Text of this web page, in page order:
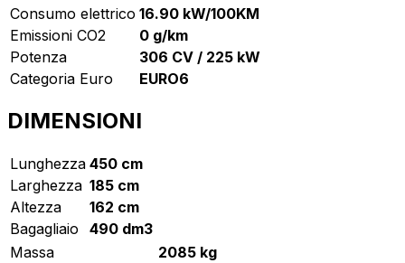
Consumo elettrico 16.90 kW/100KM
Emissioni CO2
0 g/km
Potenza
306 CV / 225 kW
Categoria Euro
EURO6
DIMENSIONI
Lunghezza 450 cm
Larghezza 185 cm
Altezza
162 cm
Bagagliaio
490 dm3
Massa
2085 kg